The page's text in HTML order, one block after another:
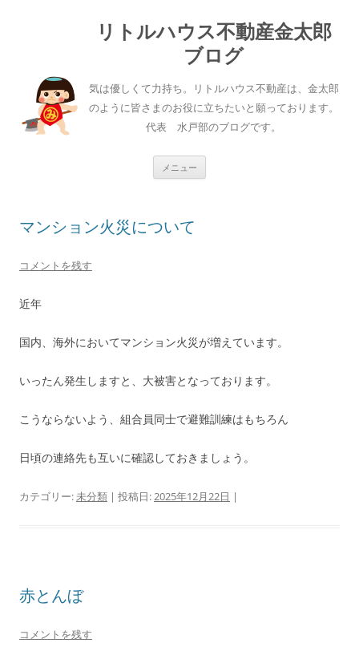
リトルハウス不動産金太郎
ブログ
気は優しくて力持ち。リトルハウス不動産は、金太郎
のように皆さまのお役に立ちたいと願っております。
代表 水戸部のブログです。
メニュー
マンション火災について
コメントを残す
近年
国内、海外においてマンション火災が増えています。
いったん発生しますと、大被害となっております。
こうならないよう、組合員同士で避難訓練はもちろん
日頃の連絡先も互いに確認しておきましょう。
カテゴリー:未分類 | 投稿日:2025年12月22日 |
赤とんぼ
コメントを残す